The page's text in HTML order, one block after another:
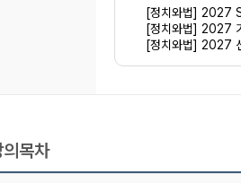
[정치와법] 2027
[정치와법] 2027
[정치와법] 2027
의목차